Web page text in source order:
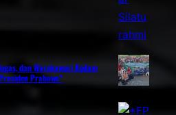
dan Warakawuri Kodam
Prabowo*